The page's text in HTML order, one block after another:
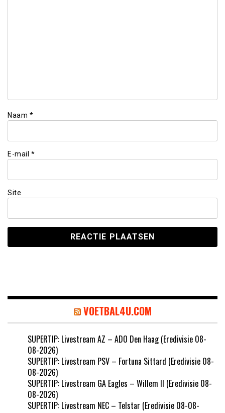
Naam *
E-mail *
Site
VOETBAL4U.COM
SUPERTIP: Livestream AZ – ADO Den Haag (Eredivisie 08-
08-2026)
SUPERTIP: Livestream PSV – Fortuna Sittard (Eredivisie 08-
08-2026)
SUPERTIP: Livestream GA Eagles – Willem II (Eredivisie 08-
08-2026)
SUPERTIP: Livestream NEC – Telstar (Eredivisie 08-08-